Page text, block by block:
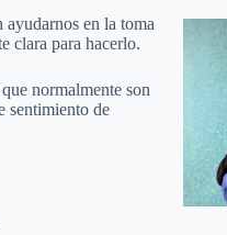
ayudarnos en la toma
clara para hacerlo.
normalmente son
sentimiento de